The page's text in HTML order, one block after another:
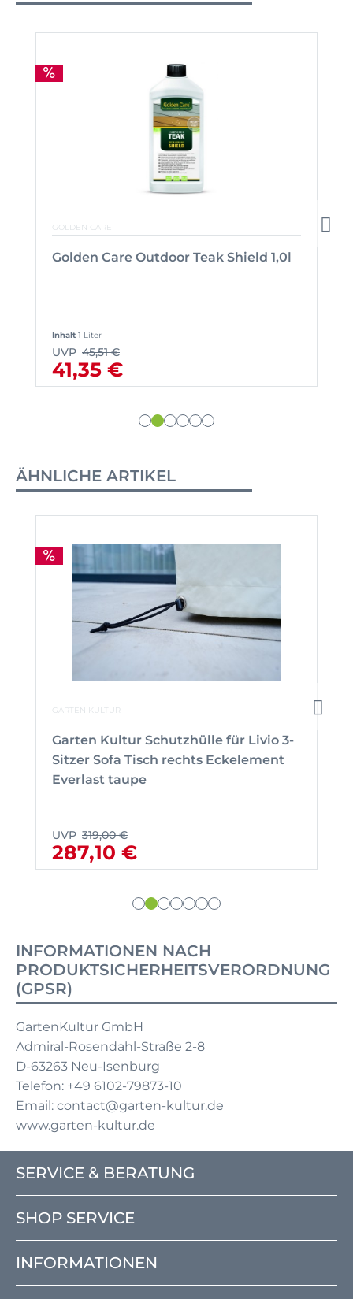
GOLDEN CARE
Golden Care Outdoor Teak Shield 1,0l
Inhalt 1 Liter
UVP 45,51 €
41,35 €
ÄHNLICHE ARTIKEL
GARTEN KULTUR
Garten Kultur Schutzhülle für Livio 3-
Sitzer Sofa Tisch rechts Eckelement
Everlast taupe
UVP 319,00 €
287,10 €
INFORMATIONEN NACH
PRODUKTSICHERHEITSVERORDNUNG
(GPSR)
GartenKultur GmbH
Admiral-Rosendahl-Straße 2-8
D-63263 Neu-Isenburg
Telefon: +49 6102-79873-10
Email: contact@garten-kultur.de
www.garten-kultur.de
SERVICE & BERATUNG
SHOP SERVICE
INFORMATIONEN